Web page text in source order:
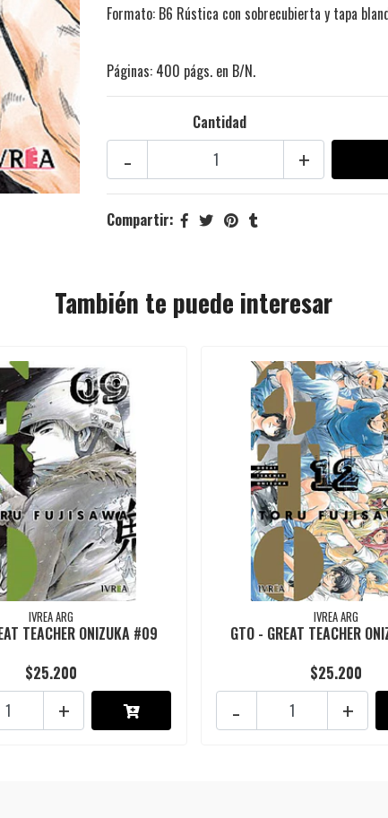
Formato: B6 Rústica con sobrecubierta y tapa
Páginas: 400 págs. en B/N.
Cantidad
+
-
Compartir:
También te puede interesar
IVREA ARG
TEACHER ONIZUKA #09
$25.200
+
IVREA ARG
GTO - GREAT TEACHER
$25.200
+
-